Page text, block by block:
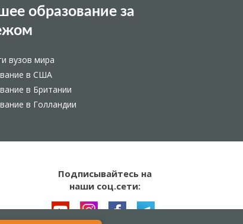
образование за
вузов мира
в США
в Британии
в Голландии
Подписывайтесь на
наши соц.сети: